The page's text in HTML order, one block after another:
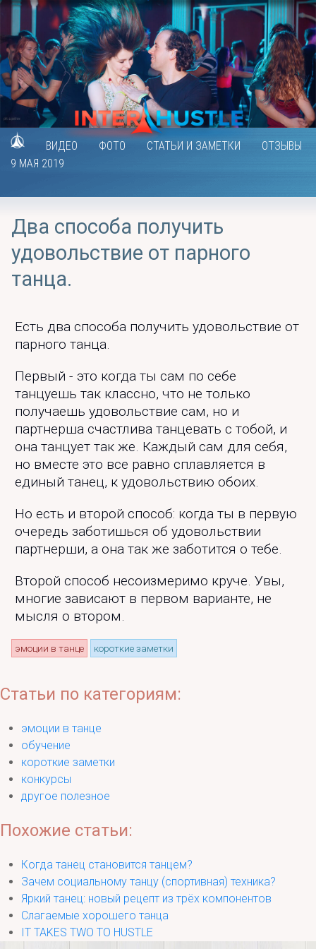
ВИДЕО ФОТО СТАТЬИ И ЗАМЕТКИ
ОТЗЫВЫ
9 МАЯ 2019
Два способа получить
удовольствие от парного
танца.
Есть два способа получить удовольствие от
парного танца.
Первый - это когда ты сам по себе
танцуешь так классно, что не только
получаешь удовольствие сам, но и
партнерша счастлива танцевать с тобой, и
она танцует так же. Каждый сам для себя,
но вместе это все равно сплавляется в
единый танец, к удовольствию обоих.
Но есть и второй способ: когда ты в первую
очередь заботишься об удовольствии
партнерши, а она так же заботится о тебе.
Второй способ несоизмеримо круче. Увы,
многие зависают в первом варианте, не
мысля о втором.
эмоции в танце короткие заметки
Статьи по категориям:
эмоции в танце
обучение
короткие заметки
конкурсы
другое полезное
Похожие статьи:
Когда танец становится танцем?
Зачем социальному танцу (спортивная) техника?
Яркий танец: новый рецепт из трёх компонентов
Слагаемые хорошего танца
IT TAKES TWO TO HUSTLE